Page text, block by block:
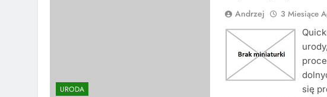
URODA
Andrzej 3 Miesiące
się